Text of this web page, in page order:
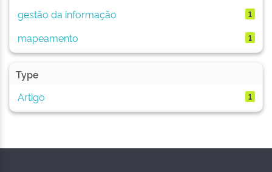
gestão da informação 1
mapeamento 1
Type
Artigo
1